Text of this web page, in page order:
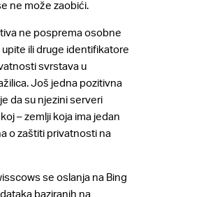
ne može zaobići.
ne posprema osobne
upite ili druge identifikatore
svrstava u
Još jedna pozitivna
da su njezini serveri
– zemlji koja ima jedan
o zaštiti privatnosti na
se oslanja na Bing
baziranih na